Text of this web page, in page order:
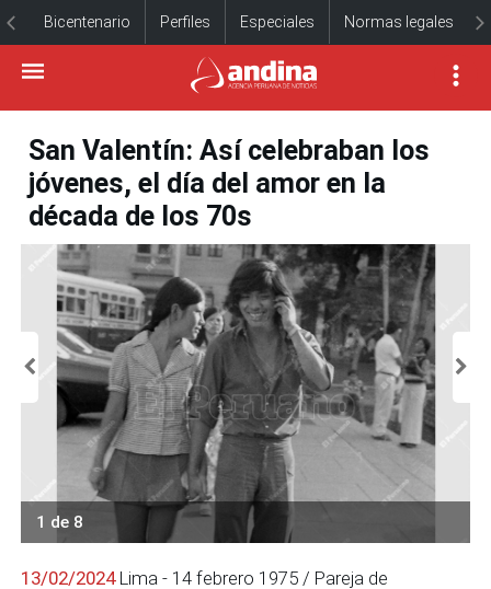
Bicentenario Perfiles Especiales Normas legales
San Valentín: Así celebraban los
jóvenes, el día del amor en la
década de los 70s
1 de 8
13/02/2024Lima - 14 febrero 1975 / Pareja de